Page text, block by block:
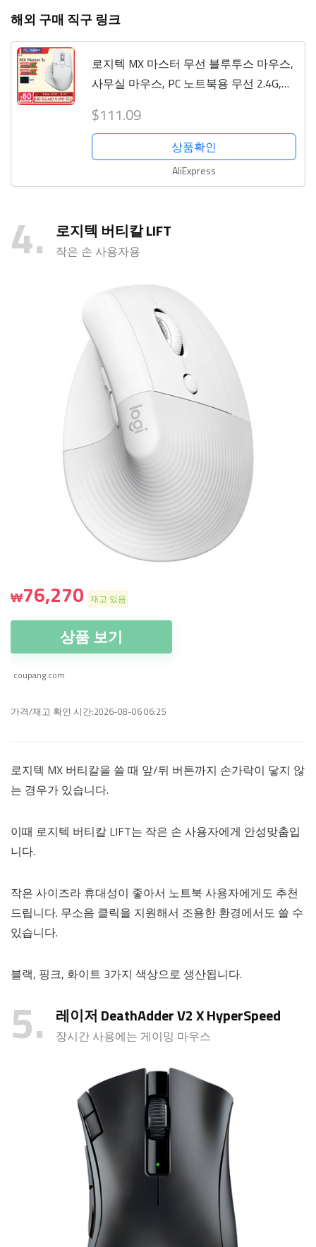
해외 구매 직구 링크
로지텍 MX 마스터 무선 블루투스 마우스,
사무실 마우스, PC 노트북용 무선 2.4G,
$111.09
상품확인
AliExpress
4 로지텍 버티칼 LIFT
작은 손 사용자용
₩76,270 재고 있음
상품 보기
coupang.com
가격/재고 확인 시간:2026-08-06 06:25
로지텍 MX 버티칼을 쓸 때 앞/뒤 버튼까지 손가락이 닿지 않
는 경우가 있습니다.
이때 로지텍 버티칼 LIFT는 작은 손 사용자에게 안성맞춤입
니다.
작은 사이즈라 휴대성이 좋아서 노트북 사용자에게도 추천
드립니다. 무소음 클릭을 지원해서 조용한 환경에서도 쓸 수
있습니다.
블랙, 핑크, 화이트 3가지 색상으로 생산됩니다.
5 레이저 DeathAdder V2 X HyperSpeed
장시간 사용에는 게이밍 마우스